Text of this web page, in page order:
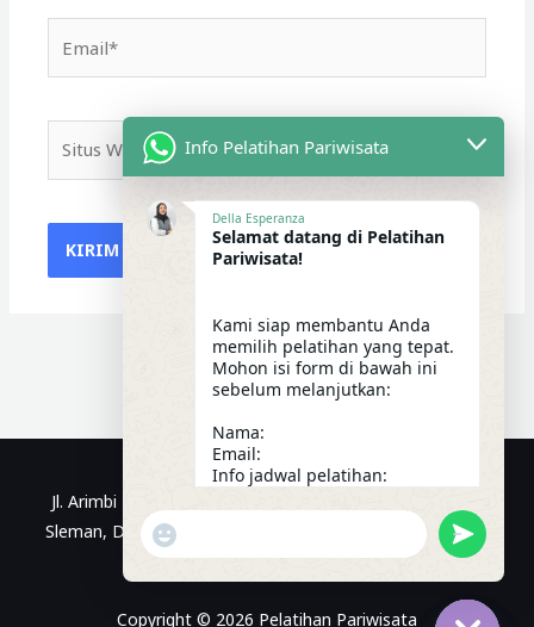
Web
Jl. Arimbi No.1, Kragilan, Sinduadi, Kec. Mlati, Kabupaten
Sleman, Daerah Istimewa Yogyakarta | WhatsApp: 0812-
3299-9470
Copyright © 2026 Pelatihan Pariwisata
Info Pelatihan Pariwisata
Della Esperanza
Selamat datang di Pelatihan
Pariwisata!
Kami siap membantu Anda
memilih pelatihan yang tepat.
Mohon isi form di bawah ini
sebelum melanjutkan:
Nama:
Email:
Info jadwal pelatihan:
"+CHATY_SETTINGS.LANG.EMOJI_PICKER+"
WhatsApp Message